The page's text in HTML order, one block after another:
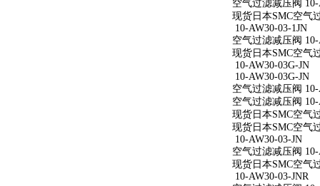
空气过滤减压阀 10-
现货日本SMC空气
10-AW30-03-1JN
空气过滤减压阀 10-
现货日本SMC空气
10-AW30-03G-JN
10-AW30-03G-JN
空气过滤减压阀 10-
空气过滤减压阀 10-
现货日本SMC空气
现货日本SMC空气
10-AW30-03-JN
空气过滤减压阀 10-
现货日本SMC空气
10-AW30-03-JNR